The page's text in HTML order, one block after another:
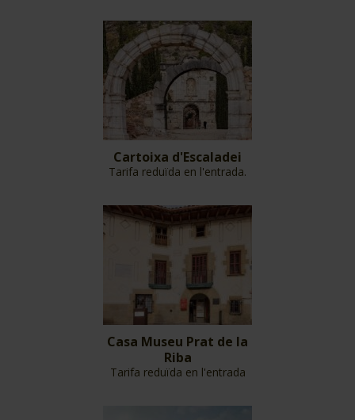
Cartoixa d'Escaladei
Tarifa reduïda en l'entrada.
Casa Museu Prat de la
Riba
Tarifa reduïda en l'entrada